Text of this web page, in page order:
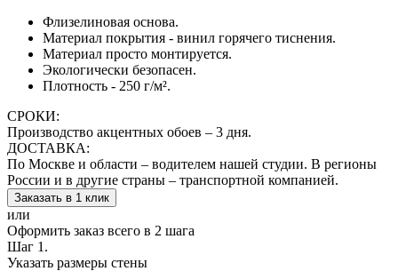
Флизелиновая основа.
Материал покрытия - винил горячего тиснения.
Материал просто монтируется.
Экологически безопасен.
Плотность - 250 г/м².
СРОКИ:
Производство акцентных обоев – 3 дня.
ДОСТАВКА:
По Москве и области – водителем нашей студии. В регионы
России и в другие страны – транспортной компанией.
Заказать в 1 клик
или
Оформить заказ всего в 2 шага
Шаг 1.
Указать размеры стены